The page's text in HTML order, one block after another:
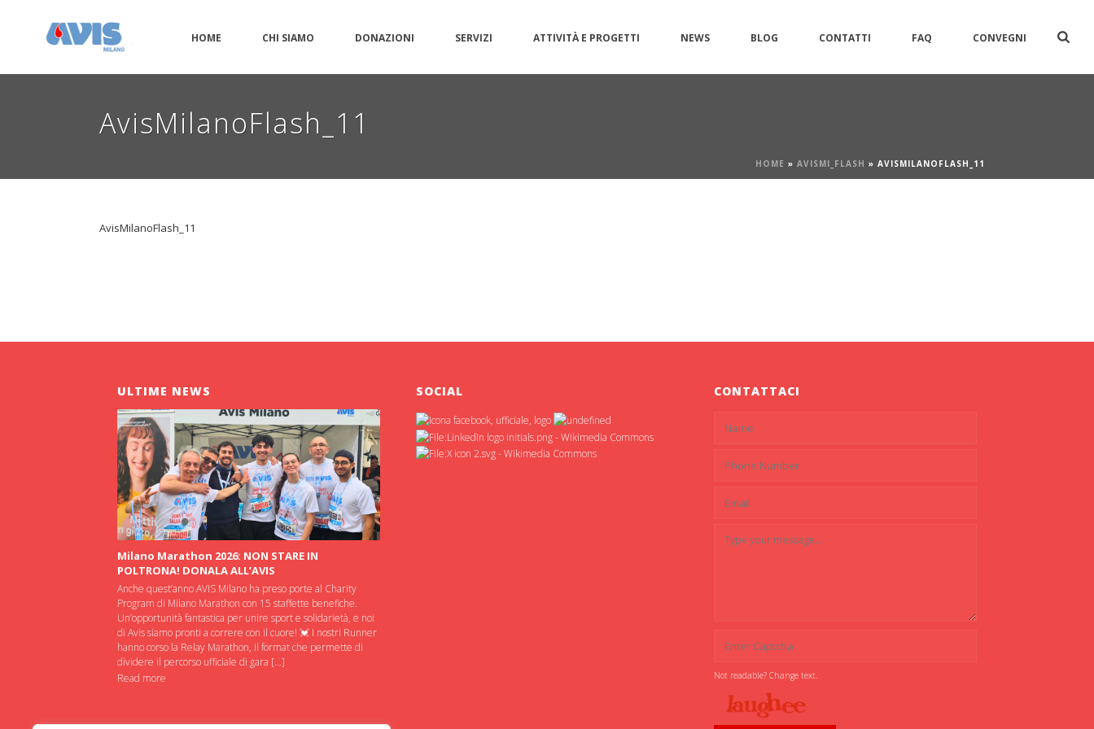
HOME CHI SIAMO DONAZIONI SERVIZI ATTIVITÀ E PROGETTI NEWS BLOG CONTATTI FAQ CONVEGNI
AvisMilanoFlash_11
HOME » AVISMI_FLASH » AVISMILANOFLASH_11
AvisMilanoFlash_11
ULTIME NEWS
Milano Marathon 2026: NON STARE IN
POLTRONA! DONALA ALL’AVIS
Anche quest’anno AVIS Milano ha preso porte al Charity
Program di Milano Marathon con 15 staffette benefiche.
Un’opportunità fantastica per unire sport e solidarietà, e noi
di Avis siamo pronti a correre con il cuore! 💓 I nostri Runner
hanno corso la Relay Marathon, il format che permette di
dividere il percorso ufficiale di gara […]
Read more
SOCIAL CONTATTACI
Not readable? Change text.